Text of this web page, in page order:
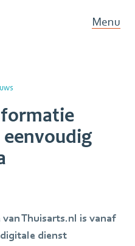
Menu
Thuisarts.nl is vanaf
dienst